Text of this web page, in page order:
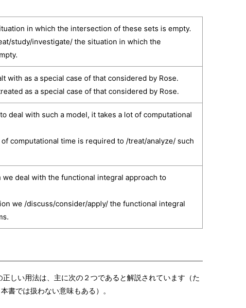
in which the intersection of these sets is empty.
study/investigate/ the situation in which the
with as a special case of that considered by Rose.
as a special case of that considered by Rose.
deal with such a model, it takes a lot of computational
of computational time is required to /treat/analyze/ such
we deal with the functional integral approach to
we /discuss/consider/apply/ the functional integral
しい用法は、主に次の２つであると解説されています（た
書では扱わない意味もある）。